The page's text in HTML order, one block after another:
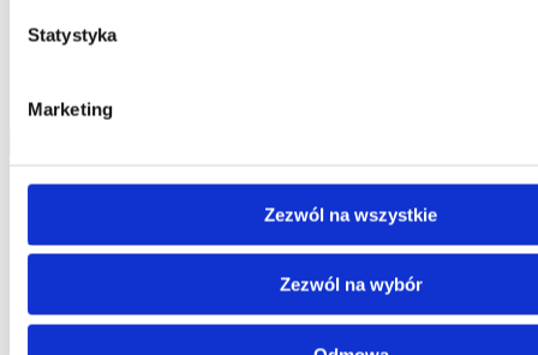
Statystyka
Marketing
Zezwól na wszystkie
Zezwól na wybór
REGON: 190917946
Centrala